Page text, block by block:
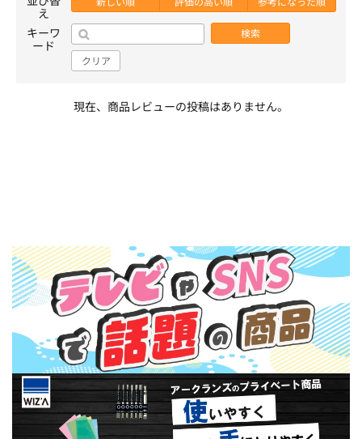
え
キーワ
ード
検索
クリア
現在、商品レビューの投稿はありません。